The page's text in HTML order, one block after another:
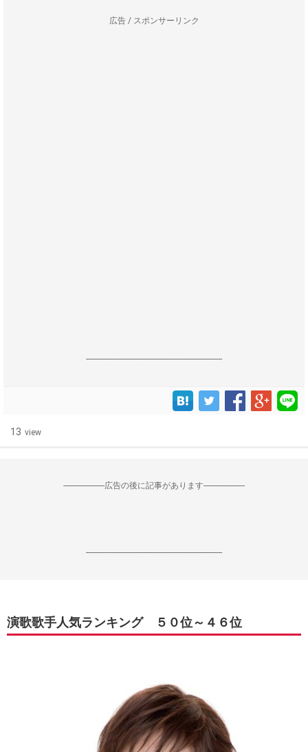
広告 / スポンサーリンク
------------------------------------------------------------------
13 view
--------------------広告の後に記事があります--------------------
------------------------------------------------------------------
演歌歌手人気ランキング ５０位～４６位